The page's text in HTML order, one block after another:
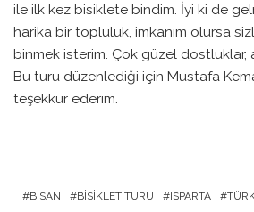
ile ilk kez bisiklete bindim. İyi ki de
harika bir topluluk, imkanım olursa
binmek isterim. Çok güzel dostluklar,
Bu turu düzenlediği için Mustafa
teşekkür ederim.
BISAN BISIKLET TURU ISPARTA